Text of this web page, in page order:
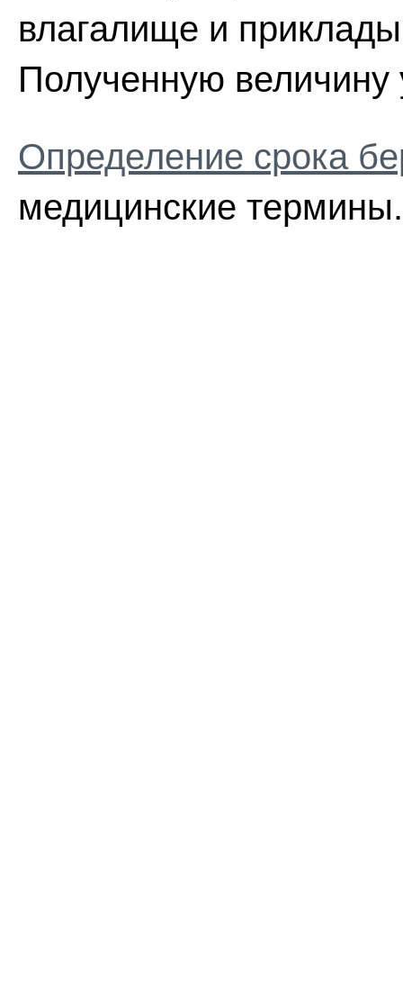
влагалище и
Полученную
Определение срока
медицинские